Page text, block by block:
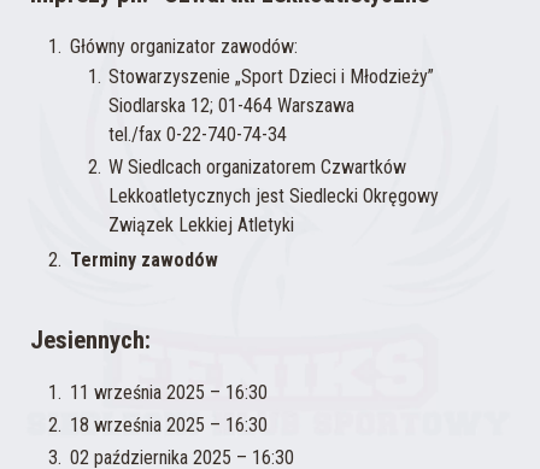
Główny organizator zawodów:
Stowarzyszenie „Sport Dzieci i Młodzieży”
Siodlarska 12; 01-464 Warszawa
tel./fax 0-22-740-74-34
W Siedlcach organizatorem Czwartków
Lekkoatletycznych jest Siedlecki Okręgowy
Związek Lekkiej Atletyki
Terminy zawodów
Jesiennych:
11 września 2025 – 16:30
18 września 2025 – 16:30
02 października 2025 – 16:30